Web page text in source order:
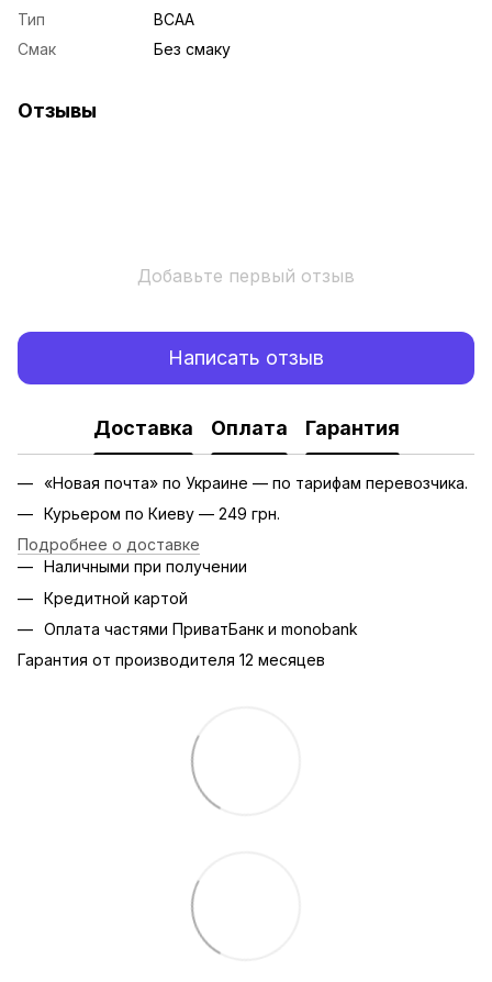
Тип
BCAA
Смак
Без смаку
Отзывы
Добавьте первый отзыв
Написать отзыв
Доставка Оплата Гарантия
«Новая почта» по Украине — по тарифам перевозчика.
Курьером по Киеву — 249 грн.
Подробнее о доставке
Наличными при получении
Кредитной картой
Оплата частями ПриватБанк и monobank
Гарантия от производителя 12 месяцев